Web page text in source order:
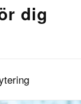
dig